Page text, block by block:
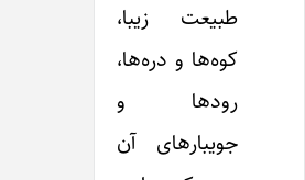
طبیعت زیبا،
کوه‌ها و دره‌ها،
رودها و
جویبارهای آن